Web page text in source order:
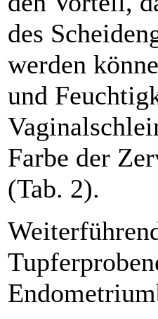
des
werden
und
Farbe der
(Tab. 2).